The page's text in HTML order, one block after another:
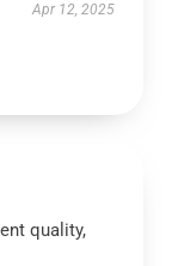
Apr 12, 2025
quality,